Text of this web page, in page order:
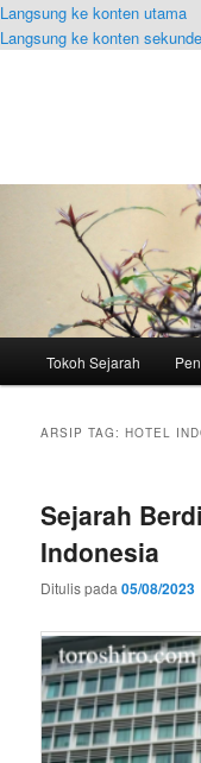
Langsung ke konten utama
Langsung ke konten
Tokoh Sejarah
ARSIP TAG:HOTEL
Sejarah
Indonesia
Ditulis pada05/08/2023